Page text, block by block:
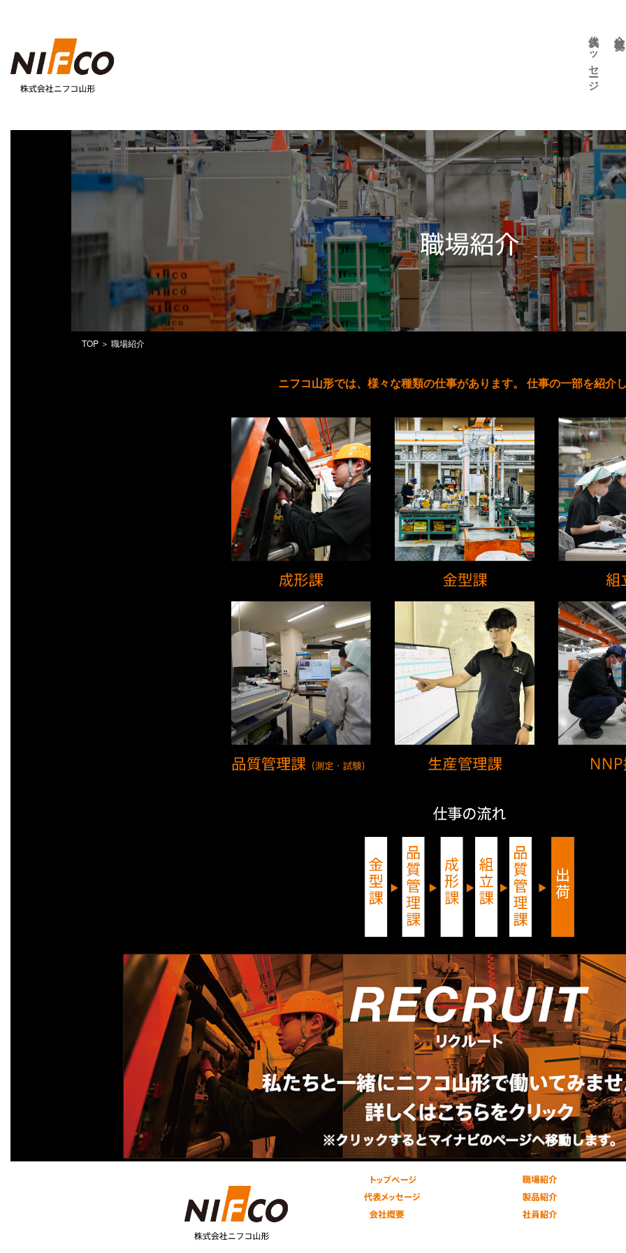
代表メッセージ
TOP ＞ 職場紹介
ニフコ山形では、様々な種類の仕事があります。 仕事の一部を紹介